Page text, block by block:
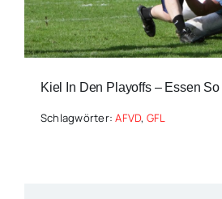
Kiel In Den Playoffs – Essen
Schlagwörter:AFVD, GFL